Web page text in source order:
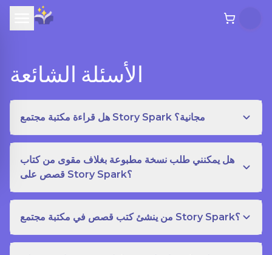
الأسئلة الشائعة
هل قراءة مكتبة مجتمع Story Spark مجانية؟
هل يمكنني طلب نسخة مطبوعة بغلاف مقوى من كتاب
قصص على Story Spark؟
من ينشئ كتب قصص في مكتبة مجتمع Story Spark؟